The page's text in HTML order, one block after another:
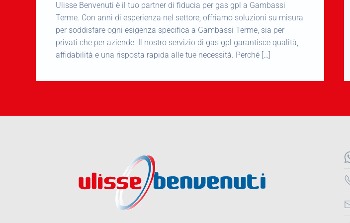
Ulisse Benvenuti è il tuo partner di fiducia per gas gpl a Gambassi
Terme. Con anni di esperienza nel settore, offriamo soluzioni su misura
per soddisfare ogni esigenza specifica a Gambassi Terme, sia per
privati che per aziende. Il nostro servizio di gas gpl garantisce qualità,
affidabilità e una risposta rapida alle tue necessità. Perché […]